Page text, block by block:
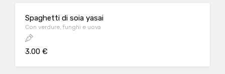
Spaghetti di soia yasai
Con verdure, funghi e uova
3.00 €